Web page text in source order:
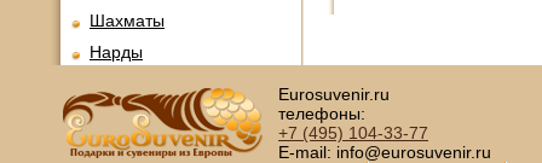
Шахматы
Нарды
Из России с любовью
Подзорные трубы и
Eurosuvenir.ru
телефоны:
+7 (495) 104-33-77
E-mail: info@eurosuvenir.ru